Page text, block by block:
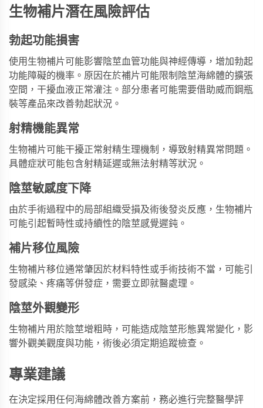
生物補片潛在風險評估
勃起功能損害
使用生物補片可能影響陰莖血管功能與神經傳導，增加勃起
功能障礙的機率。原因在於補片可能限制陰莖海綿體的擴張
空間，干擾血液正常灌注。部分患者可能需要借助威而鋼瓶
裝等產品來改善勃起狀況。
射精機能異常
生物補片可能干擾正常射精生理機制，導致射精異常問題。
具體症狀可能包含射精延遲或無法射精等狀況。
陰莖敏感度下降
由於手術過程中的局部組織受損及術後發炎反應，生物補片
可能引起暫時性或持續性的陰莖感覺遲鈍。
補片移位風險
生物補片移位通常肇因於材料特性或手術技術不當，可能引
發感染、疼痛等併發症，需要立即就醫處理。
陰莖外觀變形
生物補片用於陰莖增粗時，可能造成陰莖形態異常變化，影
響外觀美觀度與功能，術後必須定期追蹤檢查。
專業建議
在決定採用任何海綿體改善方案前，務必進行完整醫學評